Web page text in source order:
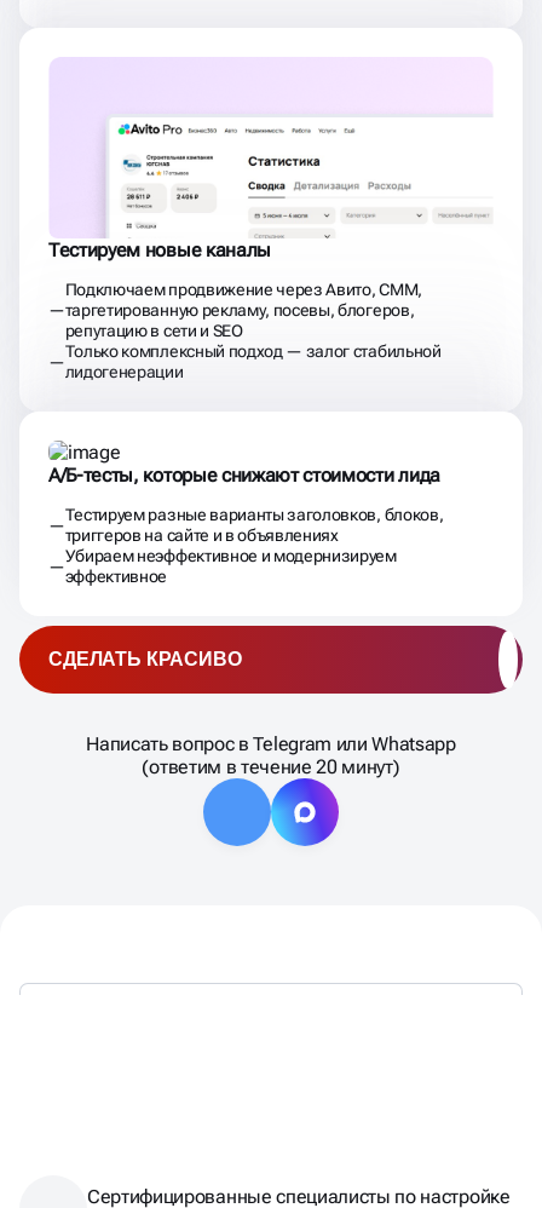
Тестируем новые каналы
Подключаем продвижение через Авито, СММ,
таргетированную рекламу, посевы, блогеров,
репутацию в сети и SEO
Только комплексный подход — залог стабильной
лидогенерации
А/Б-тесты, которые снижают стоимости лида
Тестируем разные варианты заголовков, блоков,
триггеров на сайте и в объявлениях
Убираем неэффективное и модернизируем
эффективное
Написать вопрос в Telegram или Whatsapp
(ответим в течение 20 минут)
СДЕЛАТЬ КРАСИВО
Сертифицированные специалисты по настройке